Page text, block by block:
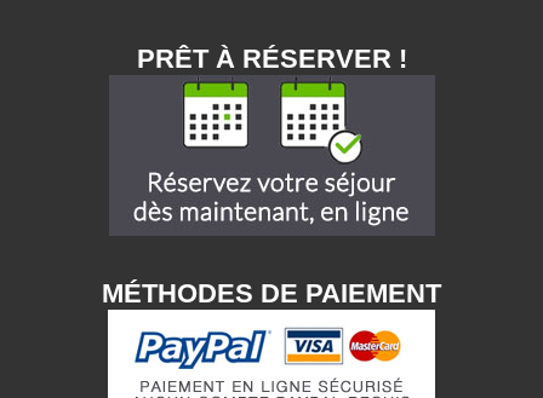
PRÊT À RÉSERVER !
MÉTHODES DE PAIEMENT